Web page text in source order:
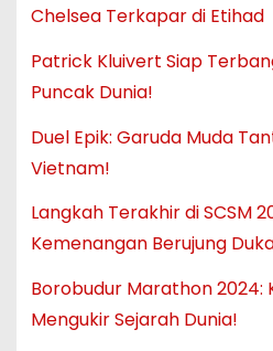
Chelsea Terkapar di Etihad
Patrick Kluivert Siap
Puncak Dunia!
Duel Epik: Garuda Muda
Vietnam!
Langkah Terakhir di SCSM
Kemenangan Berujung
Borobudur Marathon 2024:
Mengukir Sejarah Dunia!